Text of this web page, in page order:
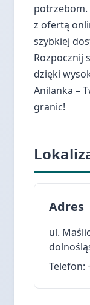
potrzebom.
z ofertą
szybkiej
Rozpocznij
dzięki
Anilanka –
granic!
Adres
ul.
Telefon: